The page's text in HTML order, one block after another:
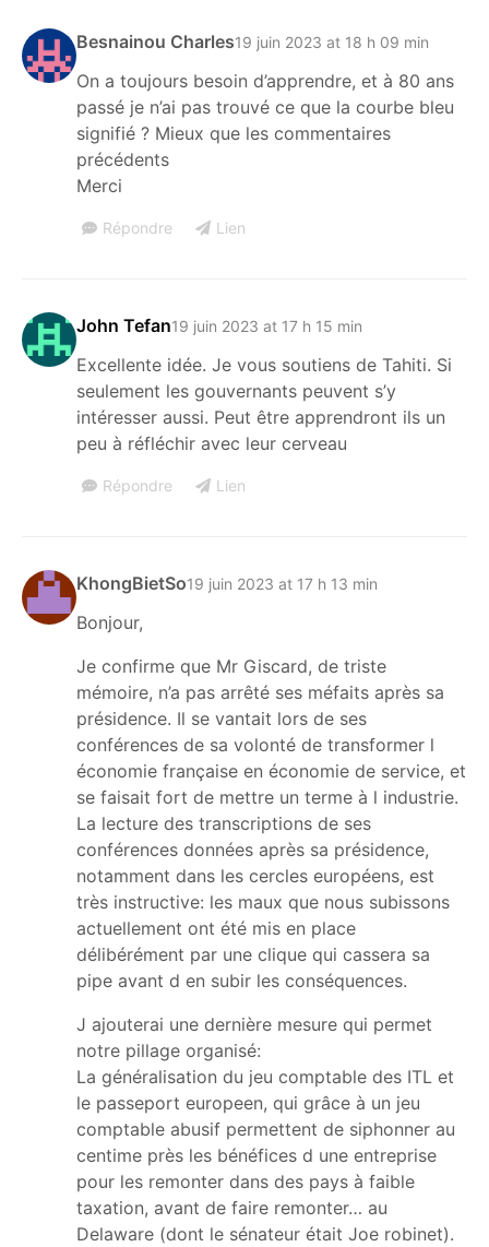
Besnainou Charles19 juin 2023 at 18 h 09 min
On a toujours besoin d’apprendre, et à 80 ans
passé je n’ai pas trouvé ce que la courbe bleu
signifié ? Mieux que les commentaires
précédents
Merci
Répondre Lien
John Tefan19 juin 2023 at 17 h 15 min
Excellente idée. Je vous soutiens de Tahiti. Si
seulement les gouvernants peuvent s’y
intéresser aussi. Peut être apprendront ils un
peu à réfléchir avec leur cerveau
Répondre Lien
KhongBietSo19 juin 2023 at 17 h 13 min
Bonjour,
Je confirme que Mr Giscard, de triste
mémoire, n’a pas arrêté ses méfaits après sa
présidence. Il se vantait lors de ses
conférences de sa volonté de transformer l
économie française en économie de service, et
se faisait fort de mettre un terme à l industrie.
La lecture des transcriptions de ses
conférences données après sa présidence,
notamment dans les cercles européens, est
très instructive: les maux que nous subissons
actuellement ont été mis en place
délibérément par une clique qui cassera sa
pipe avant d en subir les conséquences.
J ajouterai une dernière mesure qui permet
notre pillage organisé:
La généralisation du jeu comptable des ITL et
le passeport europeen, qui grâce à un jeu
comptable abusif permettent de siphonner au
centime près les bénéfices d une entreprise
pour les remonter dans des pays à faible
taxation, avant de faire remonter… au
Delaware (dont le sénateur était Joe robinet).